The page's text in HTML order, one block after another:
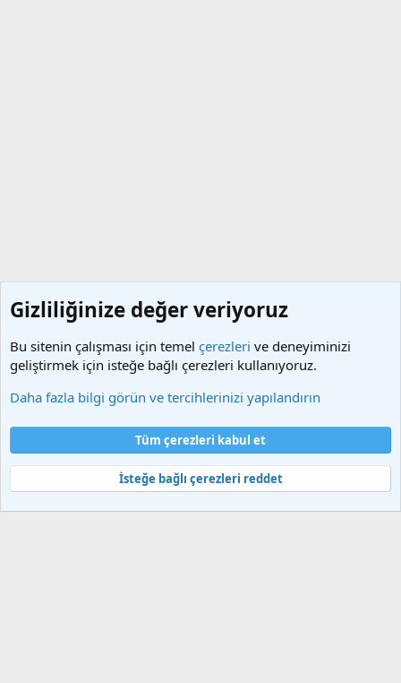
Şartlar ve kurallar
Gizlilik politikası
Yardım
Ana sayfa
S
S
Community platform by XenForo® © 2010-2025 XenForo Ltd.
Gizliliğinize değer veriyoruz
Bu sitenin çalışması için temel çerezleri ve deneyiminizi
geliştirmek için isteğe bağlı çerezleri kullanıyoruz.
Daha fazla bilgi görün ve tercihlerinizi yapılandırın
Tüm çerezleri kabul et
İsteğe bağlı çerezleri reddet